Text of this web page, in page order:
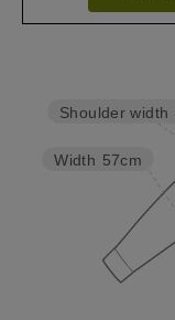
Width 57cm
Shoulder width